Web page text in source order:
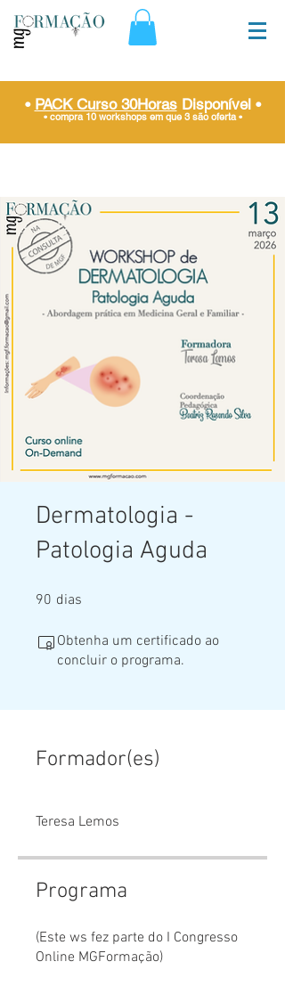
• PACK Curso 30HorasDisponível •
• compra 10 workshops em que 3 são oferta •
Dermatologia -
Patologia Aguda
90 dias
Obtenha um certificado ao
concluir o programa.
Formador(es)
Teresa Lemos
Programa
(Este ws fez parte do I Congresso
Online MGFormação)